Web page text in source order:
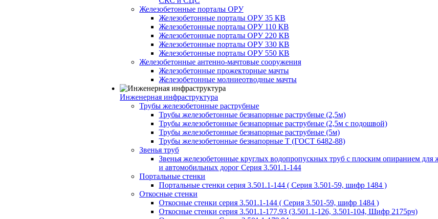
Железобетонные порталы ОРУ
Железобетонные порталы ОРУ 35 КВ
Железобетонные порталы ОРУ 110 КВ
Железобетонные порталы ОРУ 220 КВ
Железобетонные порталы ОРУ 330 КВ
Железобетонные порталы ОРУ 550 КВ
Железобетонные антенно-мачтовые сооружения
Железобетонные прожекторные мачты
Железобетонные молниеотводные мачты
Инженерная инфраструктура
Трубы железобетонные раструбные
Трубы железобетонные безнапорные раструбные (2,5м)
Трубы железобетонные безнапорные раструбные (2,5м с подошвой)
Трубы железобетонные безнапорные раструбные (5м)
Трубы железобетонные безнапорные Т (ГОСТ 6482-88)
Звенья труб
Звенья железобетонные круглых водопропускных труб с плоским опиранием для
и автомобильных дорог Серия 3.501.1-144
Портальные стенки
Портальные стенки серия 3.501.1-144 ( Серия 3.501-59, шифр 1484 )
Откосные стенки
Откосные стенки серия 3.501.1-144 ( Серия 3.501-59, шифр 1484 )
Откосные стенки серия 3.501.1-177.93 (3.501.1-126, 3.501-104, Шифр 2175рч)